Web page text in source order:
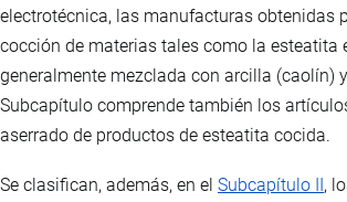
electrotécnica, las manufacturas obtenidas
cocción de materias tales como la esteatita
generalmente mezclada con arcilla (caolín)
Subcapítulo comprende también los
aserrado de productos de esteatita cocida.
Se clasifican, además, en el Subcapítulo II,